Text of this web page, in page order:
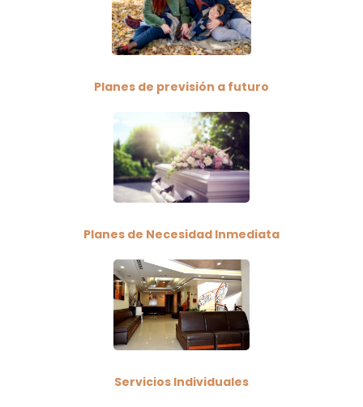
Planes de previsión a futuro
Planes de Necesidad Inmediata
Servicios Individuales